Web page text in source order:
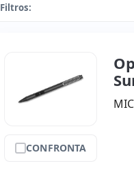
Filtros:
CONFRONTA